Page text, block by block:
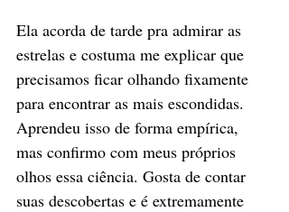
Ela acorda de tarde pra admirar as
estrelas e costuma me explicar que
precisamos ficar olhando fixamente
para encontrar as mais escondidas.
Aprendeu isso de forma empírica,
mas confirmo com meus próprios
olhos essa ciência. Gosta de contar
suas descobertas e é extremamente